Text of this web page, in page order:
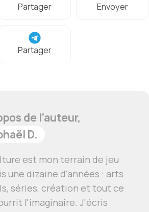
Partager Envoyer
Partager
de l’auteur,
D.
est mon terrain de jeu
une dizaine d'années : arts
séries, création et tout ce
l'imaginaire. J'écris